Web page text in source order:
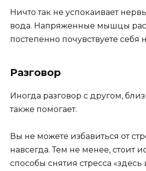
Ничто так не успокаивает
вода. Напряженные мышцы
постепенно почувствуете себя
Разговор
Иногда разговор с другом,
также помогает.
Вы не можете избавиться от
навсегда. Тем не менее, стоит
способы снятия стресса «здесь